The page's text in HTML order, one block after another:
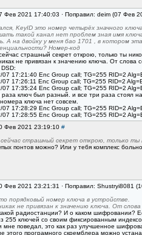
Фев 2021 17:40:03 · Поправил: deim (07 Фев
KeyID это номер четырёх значного
такой канал нет проблем зная имя
А на двойку у меня бао 1701 , в котором
Номер-код
страшный секрет открою, только ты
не привязан к значению ключа. От слова
07 17:21:40 Enc Group call; TG=255 RID=2
07 17:26:11 Enc Group call; TG=255 RID=2
07 17:35:24 Enc Group call; TG=255 RID=2
ключ был разный. и все три раза стоял
ключа нет совсем.
07 17:28:29 Enc Group call; TG=255 RID=2
07 17:28:55 Enc Group call; TG=255 RID=2
Фев 2021 23:19:10 #
страшный секрет открою, только ты
понтов можно? Или у тебя комплекс
Фев 2021 23:21:31 · Поправил: Shustryi8081
порядковый номер ключа в устройстве.
не привязан к значению ключа. От слова
радиостанции? И о каком шифровании?
255 ключей со своим фиксированным
мне поведал, это как раз улучшенное
этого програмного скремблера можно